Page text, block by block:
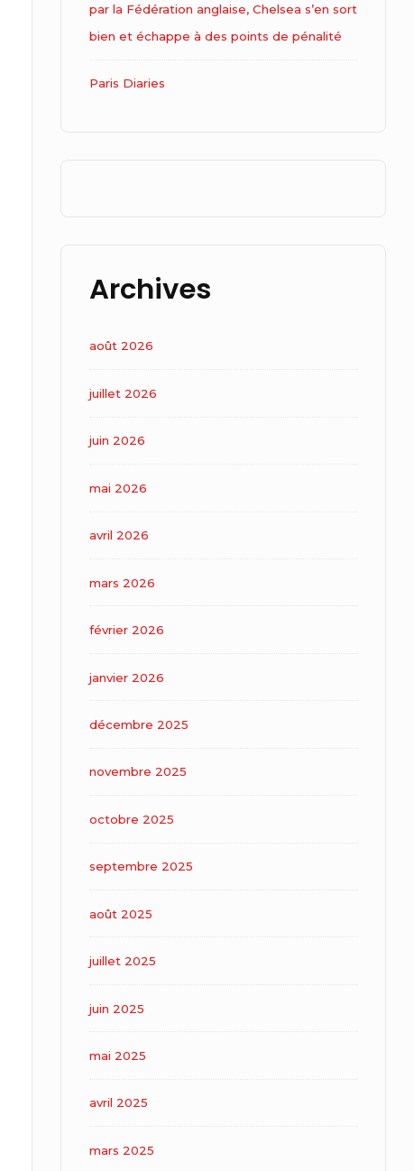
par la Fédération anglaise, Chelsea s’en sort
bien et échappe à des points de pénalité
Paris Diaries
Archives
août 2026
juillet 2026
juin 2026
mai 2026
avril 2026
mars 2026
février 2026
janvier 2026
décembre 2025
novembre 2025
octobre 2025
septembre 2025
août 2025
juillet 2025
juin 2025
mai 2025
avril 2025
mars 2025